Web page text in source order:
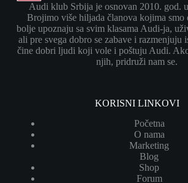
Audi klub Srbija je osnovan 2010. god.
Brojimo više hiljada članova kojima smo
bolje upoznaju sa svim klasama Audi-ja,
ali pre svega dobro se zabave i razmenjuju
čine dobri ljudi koji vole i poštuju Audi.
njih, pridruži nam se.
KORISNI LINKOVI
Početna
O nama
Marketing
Blog
Shop
Forum